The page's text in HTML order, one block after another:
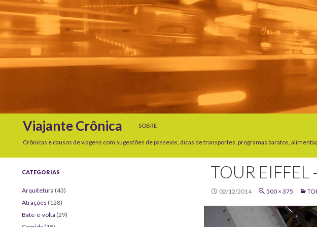
Viajante Crônica
Search
SOBRE
Crônicas e causos de viagens com sugestões de passeios, dicas de transportes, programas baratos,
TOUR EIFFEL
02/12/2014 500 × 375
CATEGORIAS
Arquitetura (43)
Atrações (128)
Bate-e-volta (29)